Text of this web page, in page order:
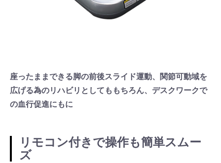
座ったままできる脚の前後スライド運動、関節可動域を
広げる為のリハビリとしてももちろん、デスクワークで
の血行促進にもに
リモコン付きで操作も簡単スムー
ズ